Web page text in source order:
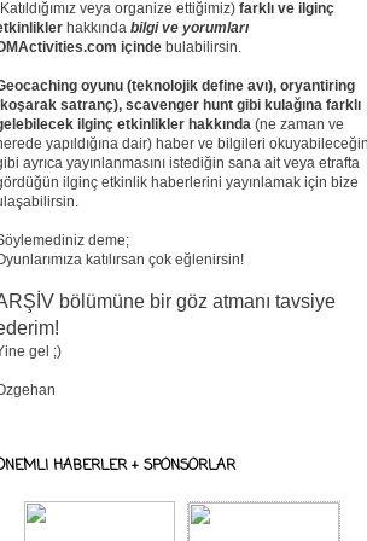
veya organize ettiğimiz) farklı ve ilginç
hakkında bilgi ve yorumları
içinde bulabilirsin.
oyunu (teknolojik define avı), oryantiring
satranç), scavenger hunt gibi kulağına farklı
ilginç etkinlikler hakkında (ne zaman ve
yapıldığına dair) haber ve bilgileri okuyabileceğin
ayrıca yayınlanmasını istediğin sana ait veya etrafta
ilginç etkinlik haberlerini yayınlamak için bize
deme;
katılırsan çok eğlenirsin!
bölümüne bir göz atmanı tavsiye
gel ;)
HABERLER + SPONSORLAR